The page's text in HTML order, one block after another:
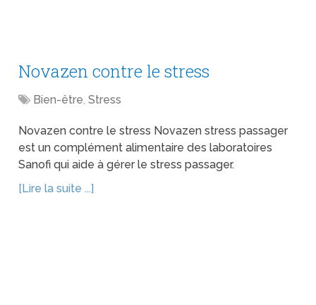
Novazen contre le stress
Bien-être,Stress
Novazen contre le stress Novazen stress passager
est un complément alimentaire des laboratoires
Sanofi qui aide à gérer le stress passager.
[Lire la suite ...]